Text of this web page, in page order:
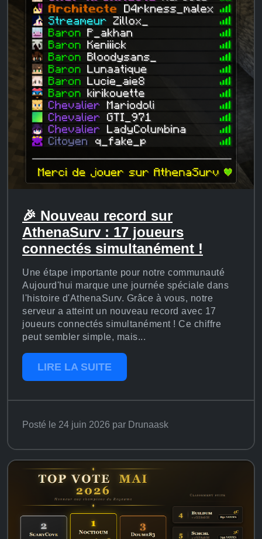
🎉 Nouveau record sur
AthenaSurv : 17 joueurs
connectés simultanément !
Une étape importante pour notre communauté
Aujourd'hui marque une journée spéciale dans
l'histoire d'AthenaSurv. Grâce à vous, notre
serveur a atteint un nouveau record avec 17
joueurs connectés simultanément ! Ce chiffre
peut sembler simple, mais...
LIRE LA SUITE
Posté le 24 juin 2026 par Drunaask